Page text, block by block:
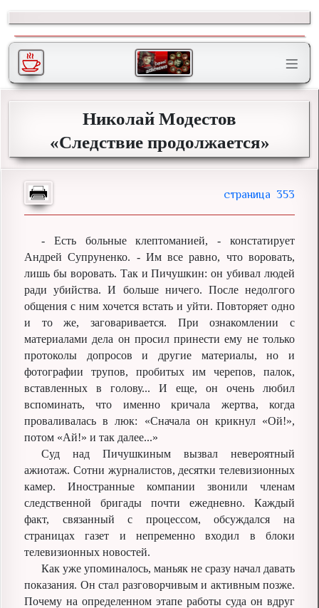
Николай Модестов
«Следствие продолжается»
353
- Есть больные клептоманией, - констатирует
Андрей Супруненко. - Им все равно, что воровать,
лишь бы воровать. Так и Пичушкин: он убивал людей
ради убийства. И больше ничего. После недолгого
общения с ним хочется встать и уйти. Повторяет одно
и то же, заговаривается. При ознакомлении с
материалами дела он просил принести ему не только
протоколы допросов и другие материалы, но и
фотографии трупов, пробитых им черепов, палок,
вставленных в голову... И еще, он очень любил
вспоминать, что именно кричала жертва, когда
проваливалась в люк: «Сначала он крикнул «Ой!»,
потом «Ай!» и так далее...»
Суд над Пичушкиным вызвал невероятный
ажиотаж. Сотни журналистов, десятки телевизионных
камер. Иностранные компании звонили членам
следственной бригады почти ежедневно. Каждый
факт, связанный с процессом, обсуждался на
страницах газет и непременно входил в блоки
телевизионных новостей.
Как уже упоминалось, маньяк не сразу начал давать
показания. Он стал разговорчивым и активным позже.
Почему на определенном этапе работы суда он вдруг